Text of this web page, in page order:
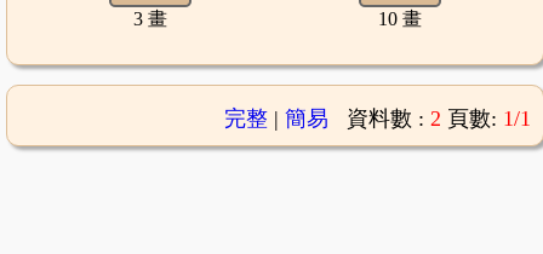
3 畫 10 畫
完整| 簡易 資料數 : 2 頁數: 1/1